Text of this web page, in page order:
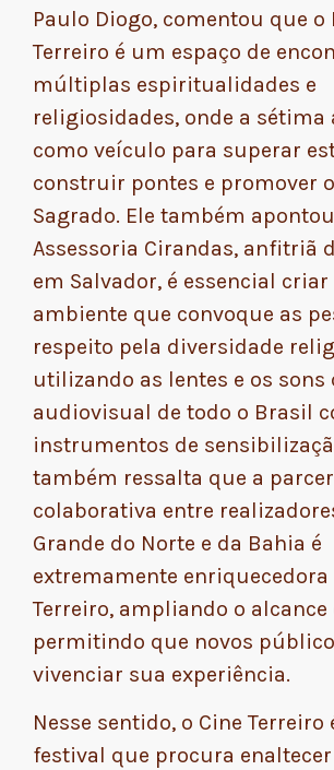
Paulo Diogo, comentou que o
Terreiro é um espaço de
múltiplas espiritualidades e
religiosidades, onde a sétima
como veículo para superar
construir pontes e promover
Sagrado. Ele também
Assessoria Cirandas, anfitriã
em Salvador, é essencial
ambiente que convoque as
respeito pela diversidade
utilizando as lentes e os sons
audiovisual de todo o Brasil
instrumentos de
também ressalta que a
colaborativa entre
Grande do Norte e da Bahia é
extremamente enriquecedora
Terreiro, ampliando o
permitindo que novos
vivenciar sua experiência.
Nesse sentido, o Cine Terreiro
festival que procura